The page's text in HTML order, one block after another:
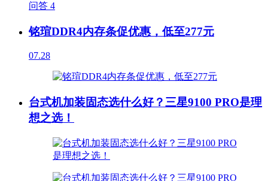
问答 4
铭瑄DDR4内存条促优惠，低至277元
07.28
台式机加装固态选什么好？三星9100 PRO是理
想之选！